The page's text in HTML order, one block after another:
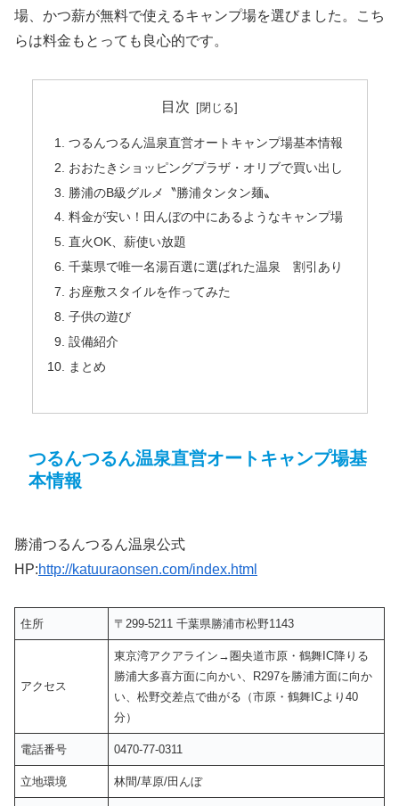
場、かつ薪が無料で使えるキャンプ場を選びました。こち
らは料金もとっても良心的です。
目次
つるんつるん温泉直営オートキャンプ場基本情報
おおたきショッピングプラザ・オリブで買い出し
勝浦のB級グルメ〝勝浦タンタン麺〟
料金が安い！田んぼの中にあるようなキャンプ場
直火OK、薪使い放題
千葉県で唯一名湯百選に選ばれた温泉 割引あり
お座敷スタイルを作ってみた
子供の遊び
設備紹介
まとめ
つるんつるん温泉直営オートキャンプ場基
本情報
勝浦つるんつるん温泉公式
HP:http://katuuraonsen.com/index.html
住所 〒299-5211 千葉県勝浦市松野1143
アクセス
東京湾アクアライン→圏央道市原・鶴舞IC降りる
勝浦大多喜方面に向かい、R297を勝浦方面に向か
い、松野交差点で曲がる（市原・鶴舞ICより40
分）
電話番号 0470-77-0311
立地環境 林間/草原/田んぼ